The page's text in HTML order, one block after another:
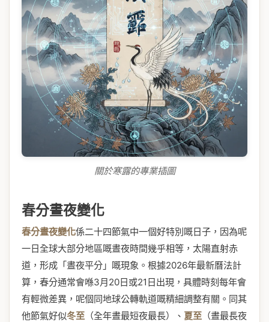
關於寒露的專業插圖
春分晝夜變化
春分晝夜變化係二十四節氣中一個好特別嘅日子，因為呢
一日全球大部分地區嘅晝夜時間幾乎相等，太陽直射赤
道，形成「晝夜平分」嘅現象。根據2026年最新曆法計
算，春分通常會喺3月20日或21日出現，具體時刻每年會
有輕微差異，呢個同地球公轉軌道嘅精細調整有關。同其
他節氣好似冬至 （全年晝最短夜最長）、 夏至 （晝最長夜